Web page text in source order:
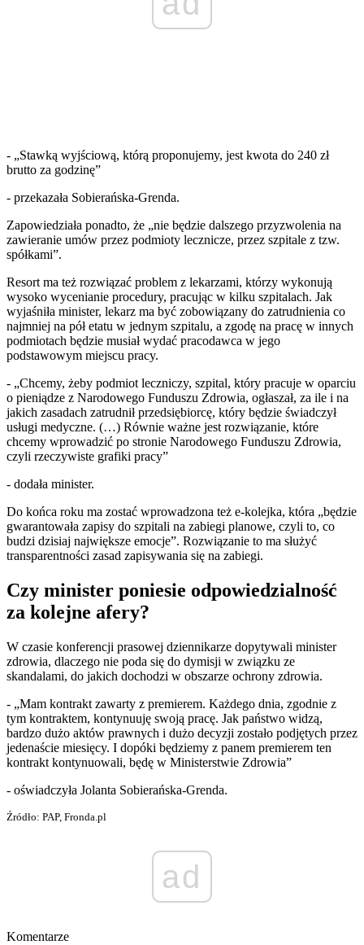
- „Stawką wyjściową, którą proponujemy, jest kwota do 240 zł
brutto za godzinę”
- przekazała Sobierańska-Grenda.
Zapowiedziała ponadto, że „nie będzie dalszego przyzwolenia na
zawieranie umów przez podmioty lecznicze, przez szpitale z tzw.
spółkami”.
Resort ma też rozwiązać problem z lekarzami, którzy wykonują
wysoko wycenianie procedury, pracując w kilku szpitalach. Jak
wyjaśniła minister, lekarz ma być zobowiązany do zatrudnienia co
najmniej na pół etatu w jednym szpitalu, a zgodę na pracę w innych
podmiotach będzie musiał wydać pracodawca w jego
podstawowym miejscu pracy.
- „Chcemy, żeby podmiot leczniczy, szpital, który pracuje w oparciu
o pieniądze z Narodowego Funduszu Zdrowia, ogłaszał, za ile i na
jakich zasadach zatrudnił przedsiębiorcę, który będzie świadczył
usługi medyczne. (…) Równie ważne jest rozwiązanie, które
chcemy wprowadzić po stronie Narodowego Funduszu Zdrowia,
czyli rzeczywiste grafiki pracy”
- dodała minister.
Do końca roku ma zostać wprowadzona też e-kolejka, która „będzie
gwarantowała zapisy do szpitali na zabiegi planowe, czyli to, co
budzi dzisiaj największe emocje”. Rozwiązanie to ma służyć
transparentności zasad zapisywania się na zabiegi.
Czy minister poniesie odpowiedzialność
za kolejne afery?
W czasie konferencji prasowej dziennikarze dopytywali minister
zdrowia, dlaczego nie poda się do dymisji w związku ze
skandalami, do jakich dochodzi w obszarze ochrony zdrowia.
- „Mam kontrakt zawarty z premierem. Każdego dnia, zgodnie z
tym kontraktem, kontynuuję swoją pracę. Jak państwo widzą,
bardzo dużo aktów prawnych i dużo decyzji zostało podjętych przez
jedenaście miesięcy. I dopóki będziemy z panem premierem ten
kontrakt kontynuowali, będę w Ministerstwie Zdrowia”
- oświadczyła Jolanta Sobierańska-Grenda.
Źródło: PAP, Fronda.pl
ad
Komentarze